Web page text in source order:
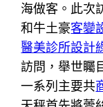
海做客。此次
和牛土豪客變
醫美診所設計
訪問，舉世矚
一系列主要共